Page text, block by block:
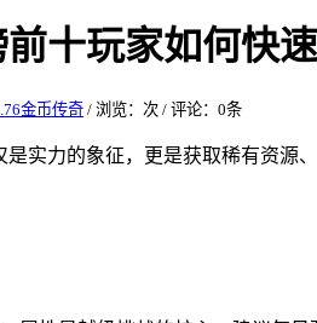
十玩家如何快
金币传奇 / 浏览： 次 / 评论：0条
实力的象征，更是获取稀有资